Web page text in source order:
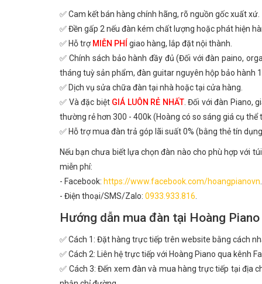
✅ Cam kết bán hàng chính hãng, rõ nguồn gốc xuất xứ.
✅ Đền gấp 2 nếu đàn kém chất lượng hoặc phát hiện
✅ Hỗ trợ MIỄN PHÍ giao hàng, lắp đặt nội thành.
✅ Chính sách bảo hành đầy đủ (Đối với đàn paino,
tháng tuỳ sản phẩm, đàn guitar nguyên hộp bảo hành
✅ Dịch vụ sửa chữa đàn tại nhà hoặc tại cửa hàng.
✅ Và đặc biệt GIÁ LUÔN RẺ NHẤT. Đối với đàn Piano,
thường rẻ hơn 300 - 400k (Hoàng có so sáng giá cụ thể
✅ Hỗ trợ mua đàn trả góp lãi suất 0% (bằng thẻ tín
Nếu bạn chưa biết lựa chọn đàn nào cho phù hợp với
miễn phí:
- Facebook: https://www.facebook.com/hoangpianovn
- Điện thoại/SMS/Zalo: 0933.933.816
Hướng dẫn mua đàn tại Hoàng Piano
✅ Cách 1: Đặt hàng trực tiếp trên website bằng cách
✅ Cách 2: Liên hệ trực tiếp với Hoàng Piano qua kênh
✅ Cách 3: Đến xem đàn và mua hàng trực tiếp tại địa